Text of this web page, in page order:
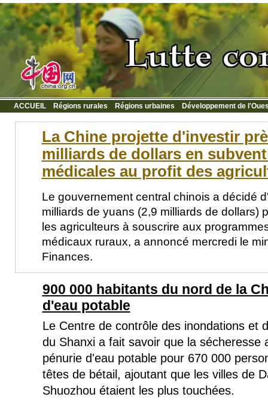
ACCUEIL Régions rurales Régions urbaines Développement de
La Chine projette d'investir
milliards de dollars en
médicales au profit des
Le gouvernement central chinois a décidé
milliards de yuans (2,9 milliards de dollars)
les agriculteurs à souscrire aux
médicaux ruraux, a annoncé mercredi le
Finances.
900 000 habitants du nord de la
d'eau potable
Le Centre de contrôle des inondations et
du Shanxi a fait savoir que la sécheresse
pénurie d'eau potable pour 670 000
têtes de bétail, ajoutant que les villes de
Shuozhou étaient les plus touchées.